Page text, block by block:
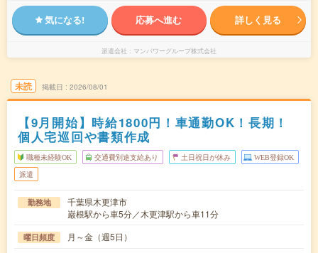
気になる! 応募へ進む 詳しく見る
派遣会社 マンパワーグループ株式会社
未読 掲載日 2026/08/01
【9月開始】時給1800円！車通勤OK！長期！
個人宅巡回や書類作成
職種未経験OK 交通費別途支給あり 土日祝日が休み WEB登録OK
派遣
勤務地
千葉県木更津市
巌根駅から車5分／木更津駅から車11分
曜日頻度 月～金（週5日）